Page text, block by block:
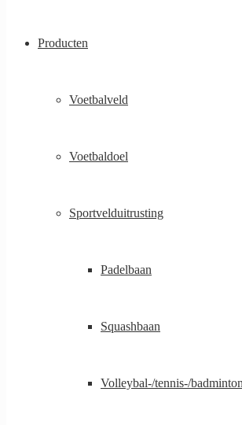
Producten
Voetbalveld
Voetbaldoel
Sportvelduitrusting
Padelbaan
Squashbaan
Volleybal-/tennis-/